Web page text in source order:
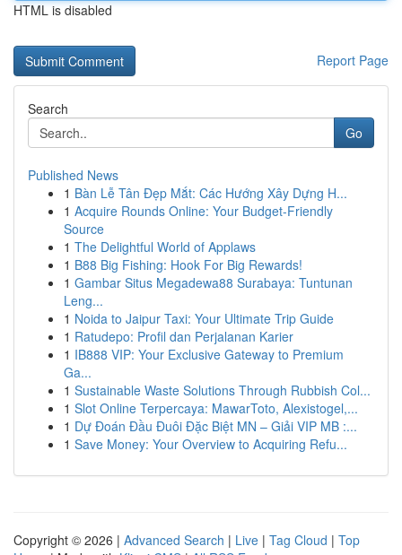
HTML is disabled
Report Page
Search
Go
Published News
1 Bàn Lễ Tân Đẹp Mắt: Các Hướng Xây Dựng H...
1 Acquire Rounds Online: Your Budget-Friendly
Source
1 The Delightful World of Applaws
1 B88 Big Fishing: Hook For Big Rewards!
1 Gambar Situs Megadewa88 Surabaya: Tuntunan
Leng...
1 Noida to Jaipur Taxi: Your Ultimate Trip Guide
1 Ratudepo: Profil dan Perjalanan Karier
1 IB888 VIP: Your Exclusive Gateway to Premium
Ga...
1 Sustainable Waste Solutions Through Rubbish Col...
1 Slot Online Terpercaya: MawarToto, Alexistogel,...
1 Dự Đoán Đầu Đuôi Đặc Biệt MN – Giải VIP MB :...
1 Save Money: Your Overview to Acquiring Refu...
Copyright © 2026 | Advanced Search | Live | Tag Cloud | Top